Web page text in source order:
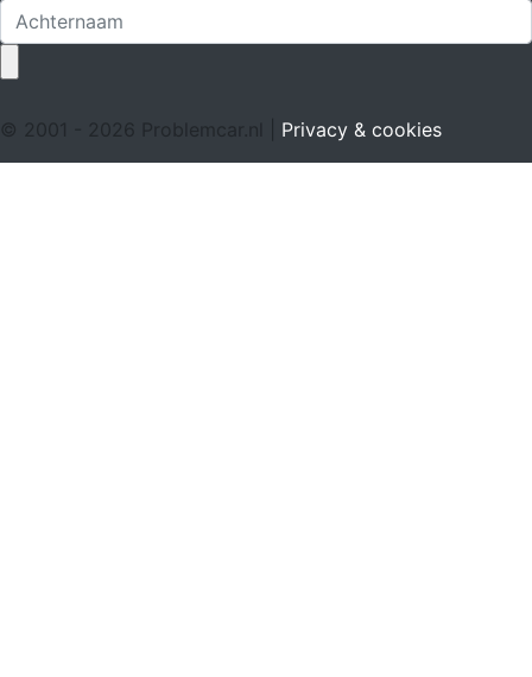
© 2001 - 2026 Problemcar.nl | Privacy & cookies